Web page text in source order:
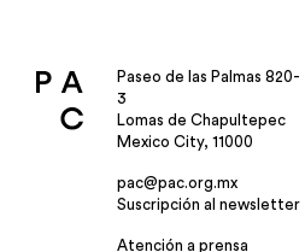
Paseo de las Palmas 820-
3
Lomas de Chapultepec
Mexico City, 11000
pac@pac.org.mx
Suscripción al newsletter
Atención a prensa